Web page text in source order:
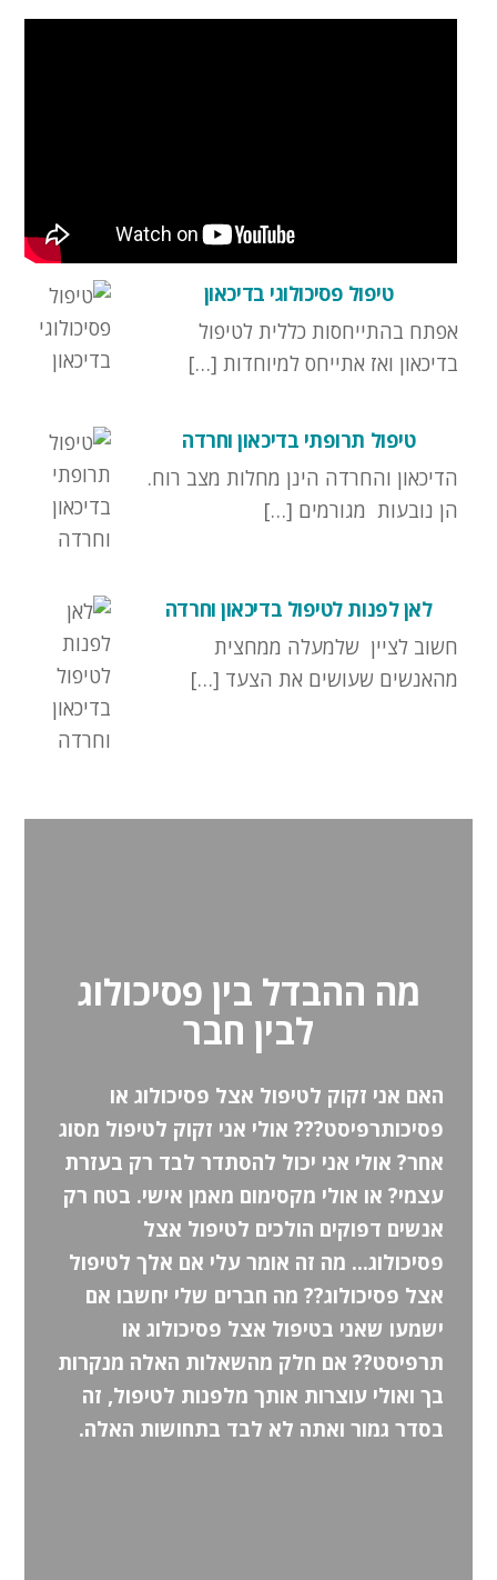
טיפול פסיכולוגי בדיכאון
אפתח בהתייחסות כללית לטיפול
בדיכאון ואז אתייחס למיוחדות […]
טיפול תרופתי בדיכאון וחרדה
הדיכאון והחרדה הינן מחלות מצב רוח.
הן נובעות מגורמים […]
לאן לפנות לטיפול בדיכאון וחרדה
חשוב לציין שלמעלה ממחצית
מהאנשים שעושים את הצעד […]
מה ההבדל בין פסיכולוג
לבין חבר
האם אני זקוק לטיפול אצל פסיכולוג או
פסיכותרפיסט??? אולי אני זקוק לטיפול מסוג
אחר? אולי אני יכול להסתדר לבד רק בעזרת
עצמי? או אולי מקסימום מאמן אישי. בטח רק
אנשים דפוקים הולכים לטיפול אצל
פסיכולוג… מה זה אומר עלי אם אלך לטיפול
אצל פסיכולוג?? מה חברים שלי יחשבו אם
ישמעו שאני בטיפול אצל פסיכולוג או
תרפיסט?? אם חלק מהשאלות האלה מנקרות
בך ואולי עוצרות אותך מלפנות לטיפול, זה
בסדר גמור ואתה לא לבד בתחושות האלה.